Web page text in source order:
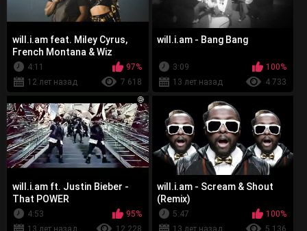
will.i.am feat. Miley Cyrus,
French Montana & Wiz
Khalifa - Feelin' Myself
4:11
97%
12 лет назад
7 618
will.i.am - Bang Bang
3:09
100%
13 лет назад
4 733
will.i.am ft. Justin Bieber -
That POWER
4:53
95%
will.i.am - Scream & Shout
(Remix)
5:47
100%